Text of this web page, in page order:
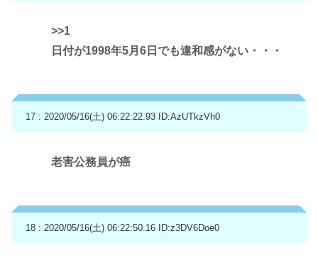
>>1
日付が1998年5月6日でも違和感がない・・・
17 : 2020/05/16(土) 06:22:22.93 ID:AzUTkzVh0
老害公務員が癌
18 : 2020/05/16(土) 06:22:50.16 ID:z3DV6Doe0